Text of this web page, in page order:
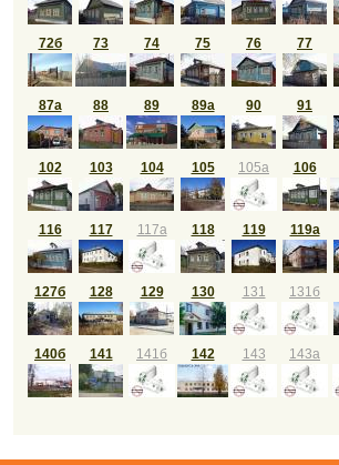
72б 73 74 75 76 77
87а 88 89 89а 90 91
102 103 104 105 105а 106
116 117 117а 118 119 119а
127б 128 129 130 131 131б
140б 141 141б 142 143 143а